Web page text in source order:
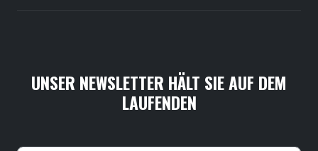
UNSER NEWSLETTER HÄLT SIE AUF DEM
LAUFENDEN